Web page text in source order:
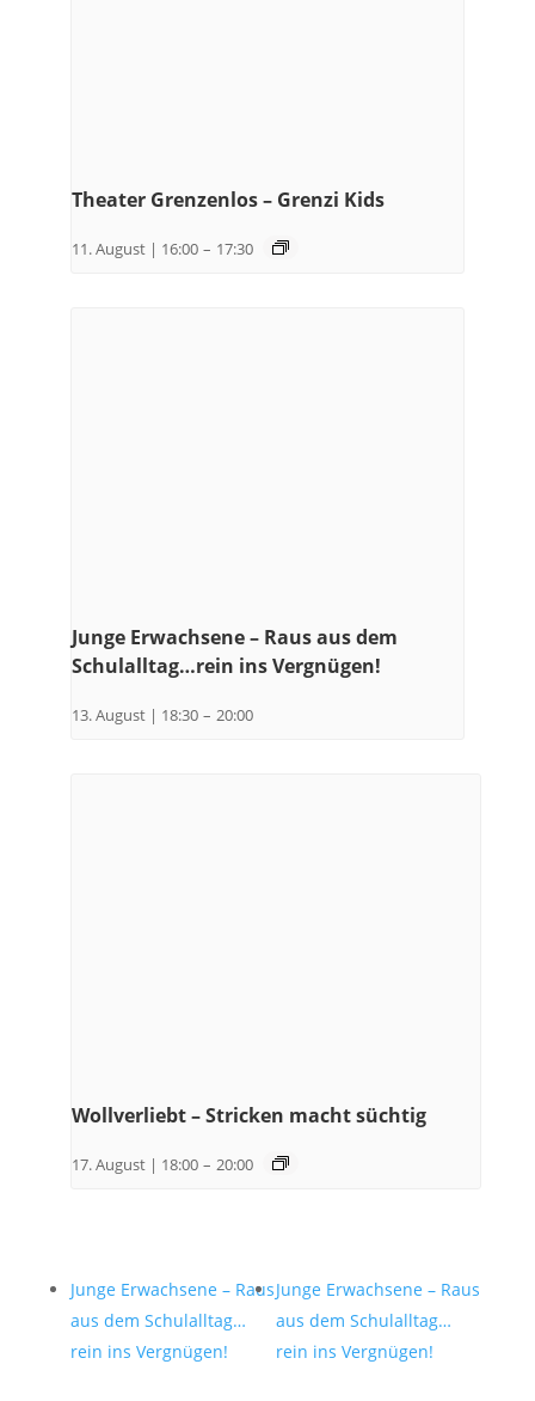
Theater Grenzenlos – Grenzi Kids
11. August | 16:00 – 17:30
Junge Erwachsene – Raus aus dem
Schulalltag…rein ins Vergnügen!
13. August | 18:30 – 20:00
Wollverliebt – Stricken macht süchtig
17. August | 18:00 – 20:00
Junge Erwachsene – Raus
aus dem Schulalltag…
rein ins Vergnügen!
Junge Erwachsene – Raus
aus dem Schulalltag…
rein ins Vergnügen!